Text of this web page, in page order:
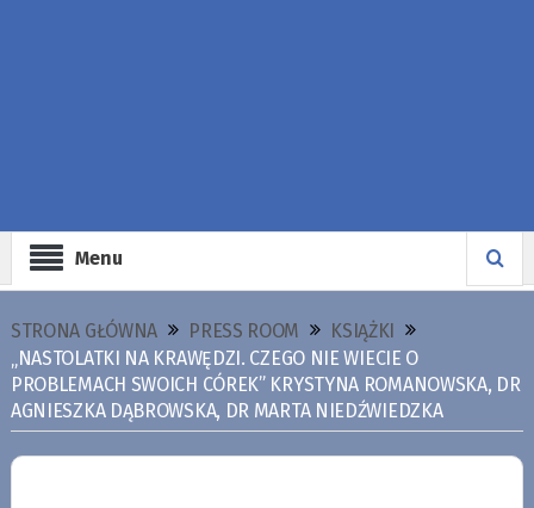
Menu
STRONA GŁÓWNA PRESS ROOM
KSIĄŻKI
„NASTOLATKI NA KRAWĘDZI. CZEGO NIE WIECIE O
PROBLEMACH SWOICH CÓREK” KRYSTYNA ROMANOWSKA, DR
AGNIESZKA DĄBROWSKA, DR MARTA NIEDŹWIEDZKA